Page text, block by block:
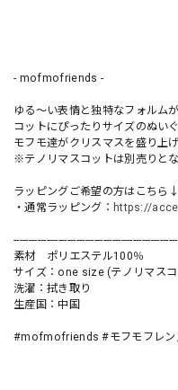
- mofmofriends -
ゆる〜い表情と独特なフォル
コットにぴったりサイズのぬい
モフモ達がクリスマスを盛り上
※テノリマスコットは別売りとな
ラッピングご希望の方はこちら↓
・通常ラッピング： https://
素材 ポリエステル100％
サイズ：one size (テノリマスコ
洗濯：拭き取り
生産国：中国
#mofmofriends #モフモフレ